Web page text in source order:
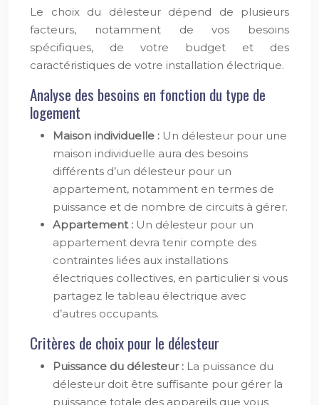
Le choix du délesteur dépend de plusieurs
facteurs, notamment de vos besoins
spécifiques, de votre budget et des
caractéristiques de votre installation électrique.
Analyse des besoins en fonction du type de
logement
Maison individuelle : Un délesteur pour une
maison individuelle aura des besoins
différents d’un délesteur pour un
appartement, notamment en termes de
puissance et de nombre de circuits à gérer.
Appartement : Un délesteur pour un
appartement devra tenir compte des
contraintes liées aux installations
électriques collectives, en particulier si vous
partagez le tableau électrique avec
d’autres occupants.
Critères de choix pour le délesteur
Puissance du délesteur : La puissance du
délesteur doit être suffisante pour gérer la
puissance totale des appareils que vous